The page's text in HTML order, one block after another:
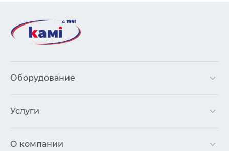
Оборудование
Услуги
О компании